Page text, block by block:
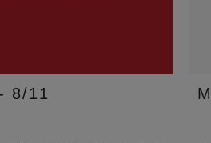
8/5 - 8/11